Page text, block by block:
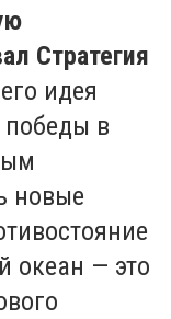
Стратегия
идея
победы в
новые
океан — это